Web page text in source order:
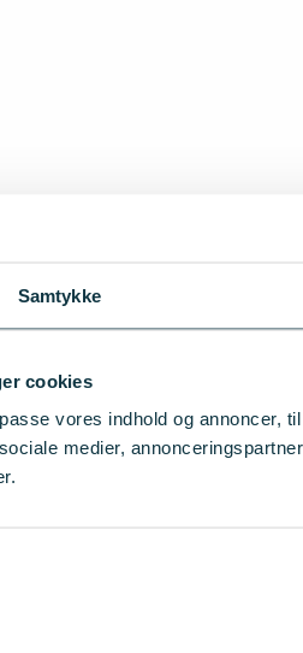
Samtykke
cookies
vores indhold og annoncer,
medier,